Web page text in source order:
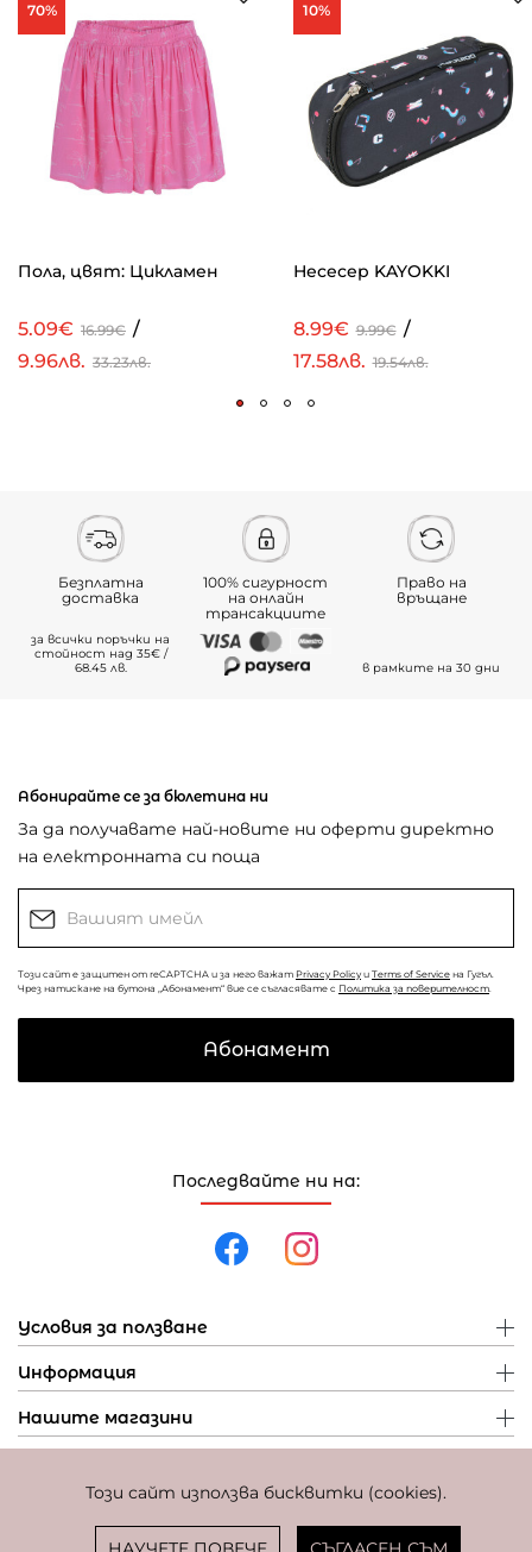
Този сайт използва бисквитки (cookies).
70%
Пола, цвят: Цикламен
5.09€ 16.99€ /
9.96лв. 33.23лв.
10%
Несесер KAYOKKI
8.99€ 9.99€ /
17.58лв. 19.54лв.
Безплатна
доставка
за всички поръчки на
стойност над 35€ /
68.45 лв.
100% сигурност
на онлайн
трансакциите
Право на
връщане
в рамките на 30 дни
Последвайте ни на:
Условия за ползване
Информация
Нашите магазини
Абонирайте се за бюлетина ни
За да получавате най-новите ни оферти директно
на електронната си поща
Този сайт е защитен от reCAPTCHA и за него важат Privacy Policy и Terms of Service на Гугъл.
Чрез натискане на бутона „Абонамент“ вие се съгласявате с Политика за поверителност
Абонамент
Фиксиран курс за превалутиране: 1 EUR = 1,95583 BGN